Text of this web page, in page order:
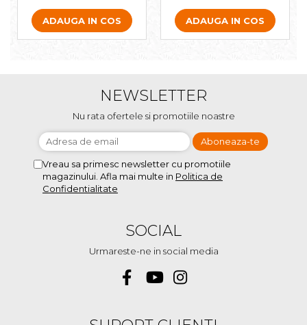
ADAUGA IN COS ADAUGA IN COS
NEWSLETTER
Nu rata ofertele si promotiile noastre
Vreau sa primesc newsletter cu promotiile
magazinului. Afla mai multe in Politica de
Confidentialitate
SOCIAL
Urmareste-ne in social media